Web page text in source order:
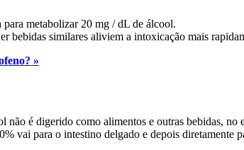
metabolizar 20 mg / dL de álcool.
bebidas similares aliviem a intoxicação mais
»
é digerido como alimentos e outras bebidas, no
vai para o intestino delgado e depois diretamente